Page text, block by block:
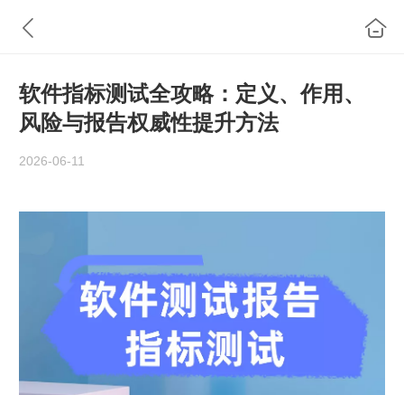
软件指标测试全攻略：定义、作用、
风险与报告权威性提升方法
2026-06-11